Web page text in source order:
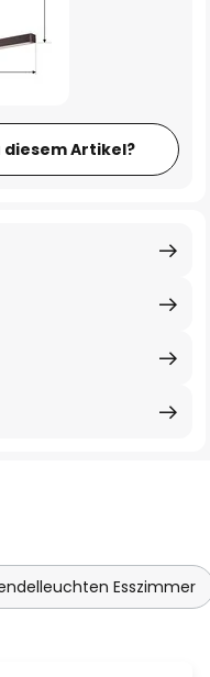
diesem Artikel?
Esszimmer